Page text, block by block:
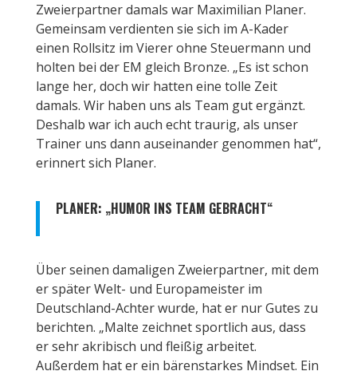
Zweierpartner damals war Maximilian Planer.
Gemeinsam verdienten sie sich im A-Kader
einen Rollsitz im Vierer ohne Steuermann und
holten bei der EM gleich Bronze. „Es ist schon
lange her, doch wir hatten eine tolle Zeit
damals. Wir haben uns als Team gut ergänzt.
Deshalb war ich auch echt traurig, als unser
Trainer uns dann auseinander genommen hat“,
erinnert sich Planer.
PLANER: „HUMOR INS TEAM GEBRACHT“
Über seinen damaligen Zweierpartner, mit dem
er später Welt- und Europameister im
Deutschland-Achter wurde, hat er nur Gutes zu
berichten. „Malte zeichnet sportlich aus, dass
er sehr akribisch und fleißig arbeitet.
Außerdem hat er ein bärenstarkes Mindset. Ein